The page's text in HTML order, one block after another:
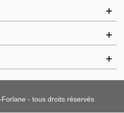
- tous droits réservés